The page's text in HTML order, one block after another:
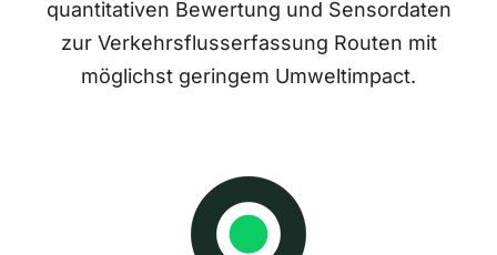
quantitativen Bewertung und Sensordaten
zur Verkehrsflusserfassung Routen mit
möglichst geringem Umweltimpact.